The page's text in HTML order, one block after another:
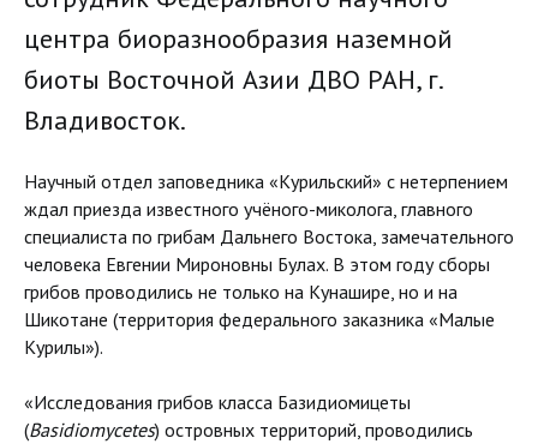
центра биоразнообразия наземной
биоты Восточной Азии ДВО РАН, г.
Владивосток.
Научный отдел заповедника «Курильский» с нетерпением
ждал приезда известного учёного-миколога, главного
специалиста по грибам Дальнего Востока, замечательного
человека Евгении Мироновны Булах. В этом году сборы
грибов проводились не только на Кунашире, но и на
Шикотане (территория федерального заказника «Малые
Курилы»).
«Исследования грибов класса Базидиомицеты
(Basidiomycetes) островных территорий, проводились